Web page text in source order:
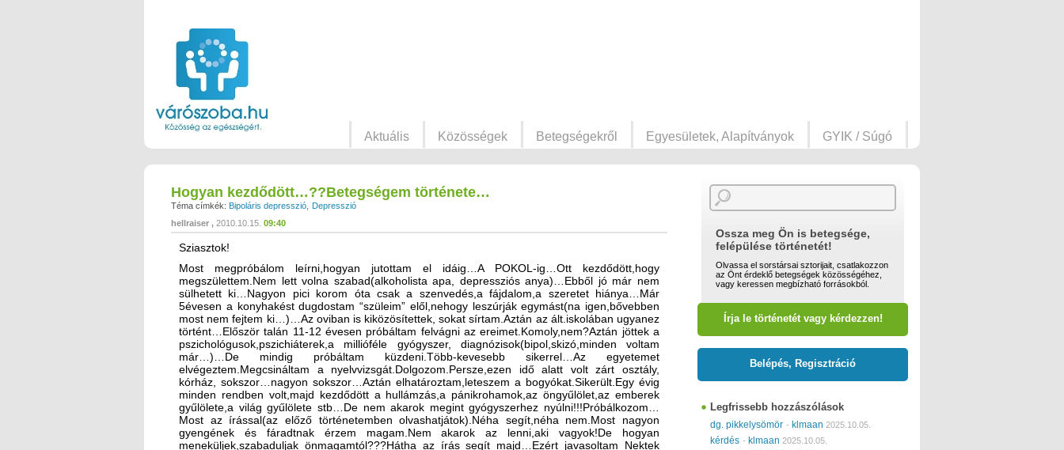
Aktuális Közösségek Betegségekről Egyesületek, Alapítványok GYIK / Súgó
Hogyan kezdődött…??Betegségem története…
Téma címkék: Bipoláris depresszió
Depresszió
hellraiser
2010.10.15. 09:40
Sziasztok!
Most megpróbálom leírni,hogyan jutottam el idáig…A POKOL-ig…Ott kezdődött,hogy
megszülettem.Nem lett volna szabad(alkoholista apa, depressziós anya)…Ebből jó már nem
sülhetett ki…Nagyon pici korom óta csak a szenvedés,a fájdalom,a szeretet hiánya…Már
5évesen a konyhakést dugdostam “szüleim” elől,nehogy leszúrják egymást(na igen,bővebben
most nem fejtem ki…)…Az oviban is kiközösítettek, sokat sírtam.Aztán az ált.iskolában ugyanez
történt…Először talán 11-12 évesen próbáltam felvágni az ereimet.Komoly,nem?Aztán jöttek a
pszichológusok,pszichiáterek,a millióféle gyógyszer, diagnózisok(bipol,skizó,minden voltam
már…)…De mindig próbáltam küzdeni.Több-kevesebb sikerrel…Az egyetemet
elvégeztem.Megcsináltam a nyelvvizsgát.Dolgozom.Persze,ezen idő alatt volt zárt osztály,
kórház, sokszor…nagyon sokszor…Aztán elhatároztam,leteszem a bogyókat.Sikerült.Egy évig
minden rendben volt,majd kezdődött a hullámzás,a pánikrohamok,az öngyűlölet,az emberek
gyűlölete,a világ gyűlölete stb…De nem akarok megint gyógyszerhez nyúlni!!!Próbálkozom…
Most az írással(az előző történetemben olvashatjátok).Néha segít,néha nem.Most nagyon
gyengének és fáradtnak érzem magam.Nem akarok az lenni,aki vagyok!De hogyan
meneküljek,szabaduljak önmagamtól???Hátha az írás segít majd…Ezért javasoltam Nektek
Ossza meg Ön is betegsége,
felépülése történetét!
Olvassa el sorstársai sztorijait, csatlakozzon
az Önt érdeklő betegségek közösségéhez,
vagy keressen megbízható forrásokból.
Írja le történetét vagy kérdezzen!
Belépés, Regisztráció
Legfrissebb hozzászólások
dg. pikkelysömör - klmaan 2025.10.05.
kérdés - klmaan 2025.10.05.